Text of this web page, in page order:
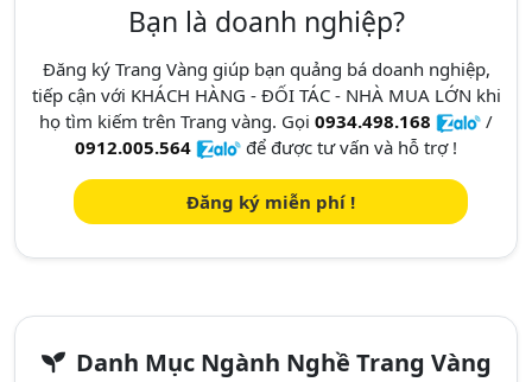
Bạn là doanh nghiệp?
Đăng ký Trang Vàng giúp bạn quảng bá doanh nghiệp,
tiếp cận với KHÁCH HÀNG - ĐỐI TÁC - NHÀ MUA LỚN khi
họ tìm kiếm trên Trang vàng. Gọi 0934.498.168
/
0912.005.564
để được tư vấn và hỗ trợ !
Đăng ký miễn phí !
Danh Mục Ngành Nghề Trang Vàng